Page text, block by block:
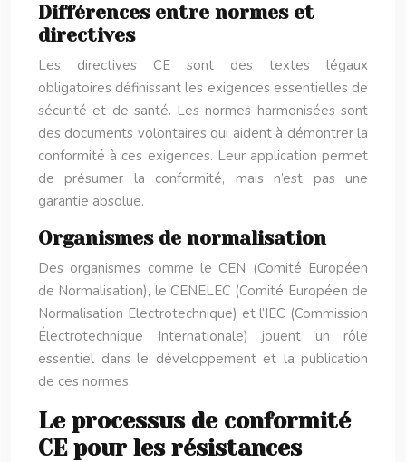
Différences entre normes et
directives
Les directives CE sont des textes légaux
obligatoires définissant les exigences essentielles de
sécurité et de santé. Les normes harmonisées sont
des documents volontaires qui aident à démontrer la
conformité à ces exigences. Leur application permet
de présumer la conformité, mais n’est pas une
garantie absolue.
Organismes de normalisation
Des organismes comme le CEN (Comité Européen
de Normalisation), le CENELEC (Comité Européen de
Normalisation Electrotechnique) et l’IEC (Commission
Électrotechnique Internationale) jouent un rôle
essentiel dans le développement et la publication
de ces normes.
Le processus de conformité
CE pour les résistances